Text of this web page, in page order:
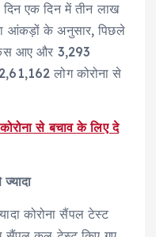
एक दिन में तीन लाख
आंकड़ों के अनुसार, पिछले
आए और 3,293
लोग कोरोना से
से बचाव के लिए दे
कोरोना सैंपल टेस्ट